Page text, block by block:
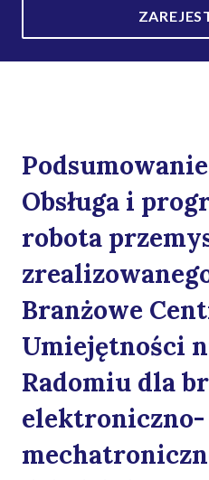
Obsługa i
robota
Branżowe
Umiejętności
Radomiu dla
elektroniczno-